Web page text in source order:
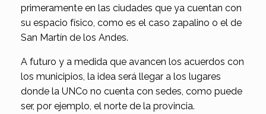
primeramente en las ciudades que ya cuentan con
su espacio físico, como es el caso zapalino o el de
San Martín de los Andes.
A futuro y a medida que avancen los acuerdos con
los municipios, la idea será llegar a los lugares
donde la UNCo no cuenta con sedes, como puede
ser, por ejemplo, el norte de la provincia.